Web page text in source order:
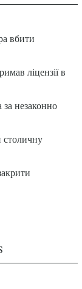
вбити
ліцензії в
незаконно
столичну